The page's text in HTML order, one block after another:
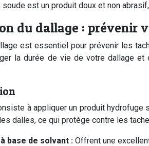
est un produit doux et non
du dallage : prévenir
est essentiel pour prévenir les
la durée de vie de votre dallage
à appliquer un produit
dalles, ce qui protège contre les
base de solvant : Offrent une